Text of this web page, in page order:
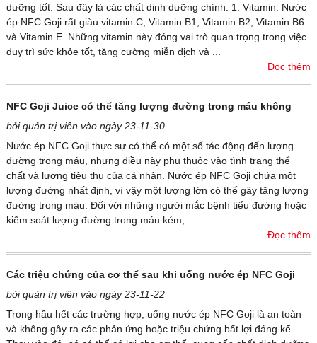
dưỡng tốt. Sau đây là các chất dinh dưỡng chính: 1. Vitamin: Nước
ép NFC Goji rất giàu vitamin C, Vitamin B1, Vitamin B2, Vitamin B6
và Vitamin E. Những vitamin này đóng vai trò quan trọng trong việc
duy trì sức khỏe tốt, tăng cường miễn dịch và ...
Đọc thêm
NFC Goji Juice có thể tăng lượng đường trong máu không
bởi quản trị viên vào ngày 23-11-30
Nước ép NFC Goji thực sự có thể có một số tác động đến lượng
đường trong máu, nhưng điều này phụ thuộc vào tình trạng thể
chất và lượng tiêu thụ của cá nhân. Nước ép NFC Goji chứa một
lượng đường nhất định, vì vậy một lượng lớn có thể gây tăng lượng
đường trong máu. Đối với những người mắc bệnh tiểu đường hoặc
kiểm soát lượng đường trong máu kém, ...
Đọc thêm
Các triệu chứng của cơ thể sau khi uống nước ép NFC Goji
bởi quản trị viên vào ngày 23-11-22
Trong hầu hết các trường hợp, uống nước ép NFC Goji là an toàn
và không gây ra các phản ứng hoặc triệu chứng bất lợi đáng kể.